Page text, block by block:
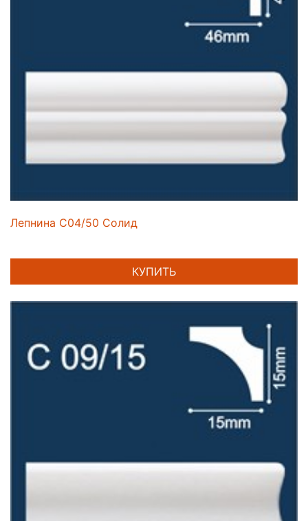
Лепнина C04/50 Солид
КУПИТЬ